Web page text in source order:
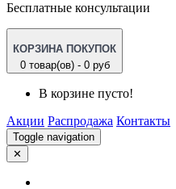
Бесплатные консультации
КОРЗИНА ПОКУПОК
0 товар(ов) - 0 руб
В корзине пусто!
Акции Распродажа Контакты
Toggle navigation
✕